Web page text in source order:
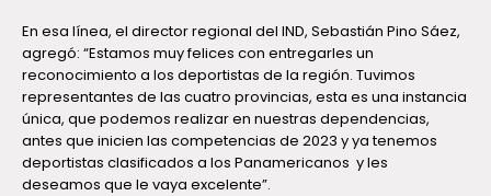
En esa línea, el director regional del IND, Sebastián Pino Sáez,
agregó: “Estamos muy felices con entregarles un
reconocimiento a los deportistas de la región. Tuvimos
representantes de las cuatro provincias, esta es una instancia
única, que podemos realizar en nuestras dependencias,
antes que inicien las competencias de 2023 y ya tenemos
deportistas clasificados a los Panamericanos y les
deseamos que le vaya excelente”.